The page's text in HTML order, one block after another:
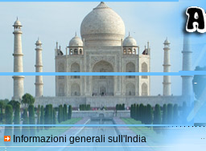
-
Informazioni generali sull'India